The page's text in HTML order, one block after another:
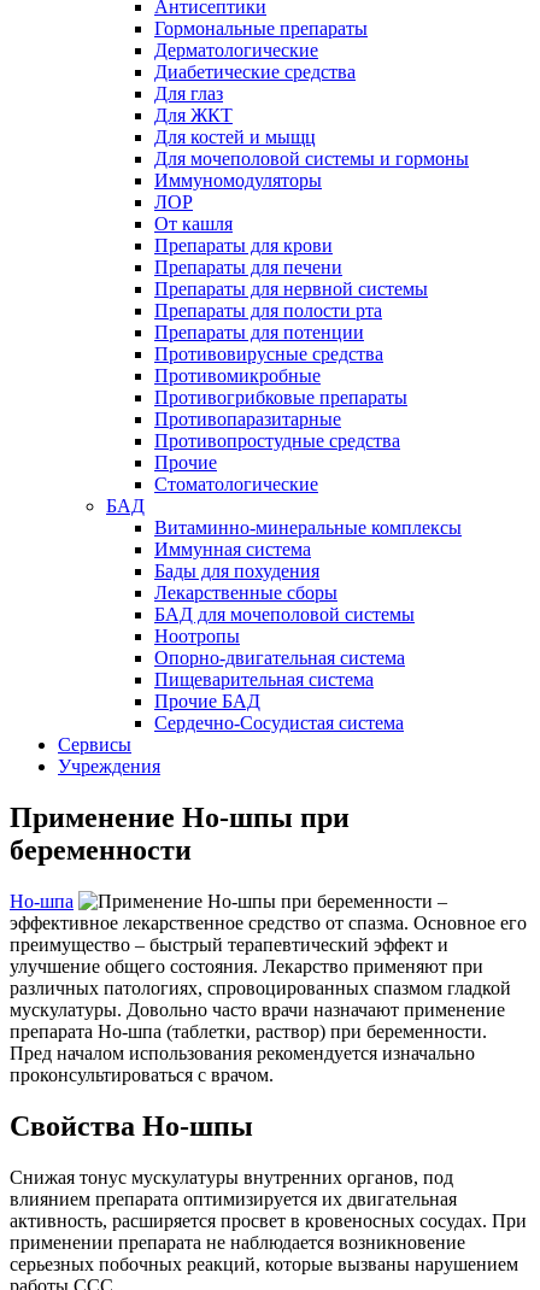
Антисептики
Гормональные препараты
Дерматологические
Диабетические средства
Для глаз
Для ЖКТ
Для костей и мыщц
Для мочеполовой системы и гормоны
Иммуномодуляторы
ЛОР
От кашля
Препараты для крови
Препараты для печени
Препараты для нервной системы
Препараты для полости рта
Препараты для потенции
Противовирусные средства
Противомикробные
Противогрибковые препараты
Противопаразитарные
Противопростудные средства
Прочие
Стоматологические
БАД
Витаминно-минеральные комплексы
Иммунная система
Бады для похудения
Лекарственные сборы
БАД для мочеполовой системы
Ноотропы
Опорно-двигательная система
Пищеварительная система
Прочие БАД
Сердечно-Сосудистая система
Сервисы
Учреждения
Применение Но-шпы при
беременности
Но-шпа
–
эффективное лекарственное средство от спазма. Основное его
преимущество – быстрый терапевтический эффект и
улучшение общего состояния. Лекарство применяют при
различных патологиях, спровоцированных спазмом гладкой
мускулатуры. Довольно часто врачи назначают применение
препарата Но-шпа (таблетки, раствор) при беременности.
Пред началом использования рекомендуется изначально
проконсультироваться с врачом.
Свойства Но-шпы
Снижая тонус мускулатуры внутренних органов, под
влиянием препарата оптимизируется их двигательная
активность, расширяется просвет в кровеносных сосудах. При
применении препарата не наблюдается возникновение
серьезных побочных реакций, которые вызваны нарушением
работы ССС.